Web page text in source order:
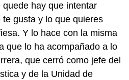
hay que intentar
gusta y lo que quieres
Y lo hace con la misma
que lo ha acompañado a lo
que cerró como jefe del
y de la Unidad de